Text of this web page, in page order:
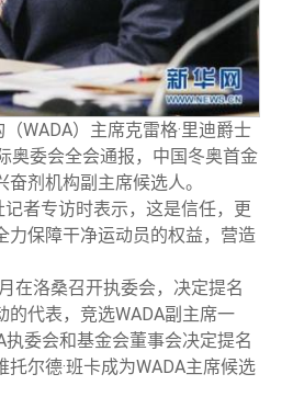
视界
会名单
法规
我们
WADA）主席克雷格·里迪爵士
奥委会全会通报，中国冬奥首金
剂机构副主席候选人。
者专访时表示，这是信任，更
力保障干净运动员的权益，营造
在洛桑召开执委会，决定提名
的代表，竞选WADA副主席一
执委会和基金会董事会决定提名
尔德·班卡成为WADA主席候选